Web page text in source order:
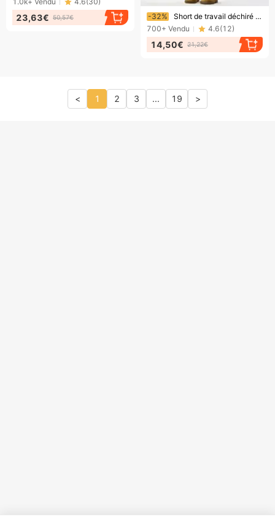
23,63€ 50,57€ Bientôt la fin !
-32%
Short de travail déchiré style camouflage rétro pour homme et femme, ample, style rétro, jambes larges, pour l'été
700+ Vendu 4.6(12)
14,50€ 21,22€
< 1 2 3 ... 19 >